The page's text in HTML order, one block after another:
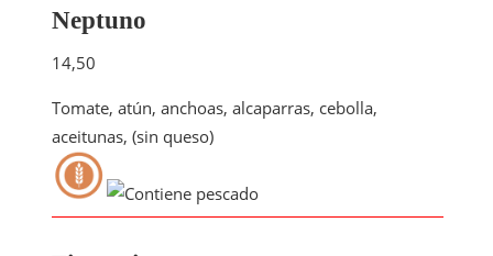
Neptuno
14,50
Tomate, atún, anchoas, alcaparras, cebolla,
aceitunas, (sin queso)